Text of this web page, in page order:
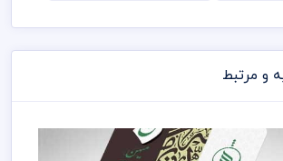
و مرتبط